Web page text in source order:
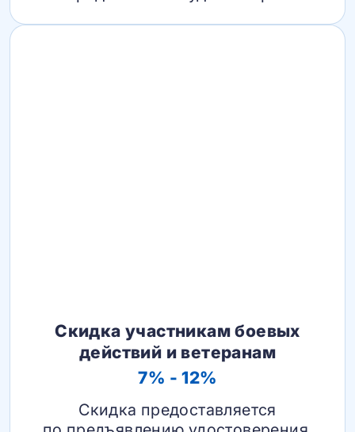
Скидка участникам боевых
действий и ветеранам
7% - 12%
Скидка предоставляется